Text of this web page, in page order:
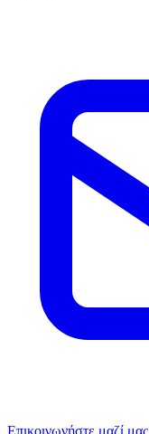
Επικοινωνήστε μαζί μας